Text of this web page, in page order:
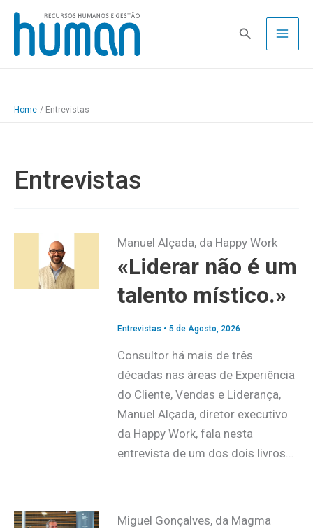
Skip
content
Pesquisa
Home Entrevistas
Entrevistas
Manuel Alçada, da Happy Work
«Liderar não é um
talento místico.»
Entrevistas • 5 de Agosto, 2026
Consultor há mais de três
décadas nas áreas de Experiência
do Cliente, Vendas e Liderança,
Manuel Alçada, diretor executivo
da Happy Work, fala nesta
entrevista de um dos dois livros…
Miguel Gonçalves, da Magma